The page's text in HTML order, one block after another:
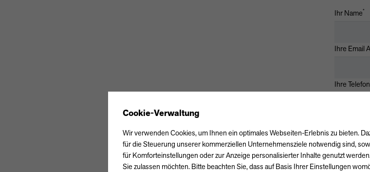
Ihr Name*
Ihre Email
Ihre
Cookie-Verwaltung
Wir verwenden Cookies, um Ihnen ein optimales Webseiten-Erlebnis zu bieten.
für die Steuerung unserer kommerziellen Unternehmensziele notwendig sind,
für Komforteinstellungen oder zur Anzeige personalisierter Inhalte genutzt
Sie zulassen möchten. Bitte beachten Sie, dass auf Basis Ihrer Einstellungen